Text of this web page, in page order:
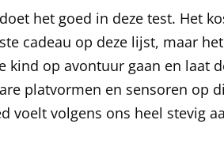
het goed in deze test. Het
cadeau op deze lijst, maar
kind op avontuur gaan en laat
platvormen en sensoren op
voelt volgens ons heel stevig